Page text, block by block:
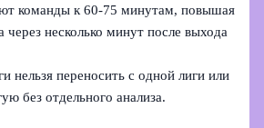
команды к 60-75 минутам, повышая
через несколько минут после выхода
нельзя переносить с одной лиги или
без отдельного анализа.